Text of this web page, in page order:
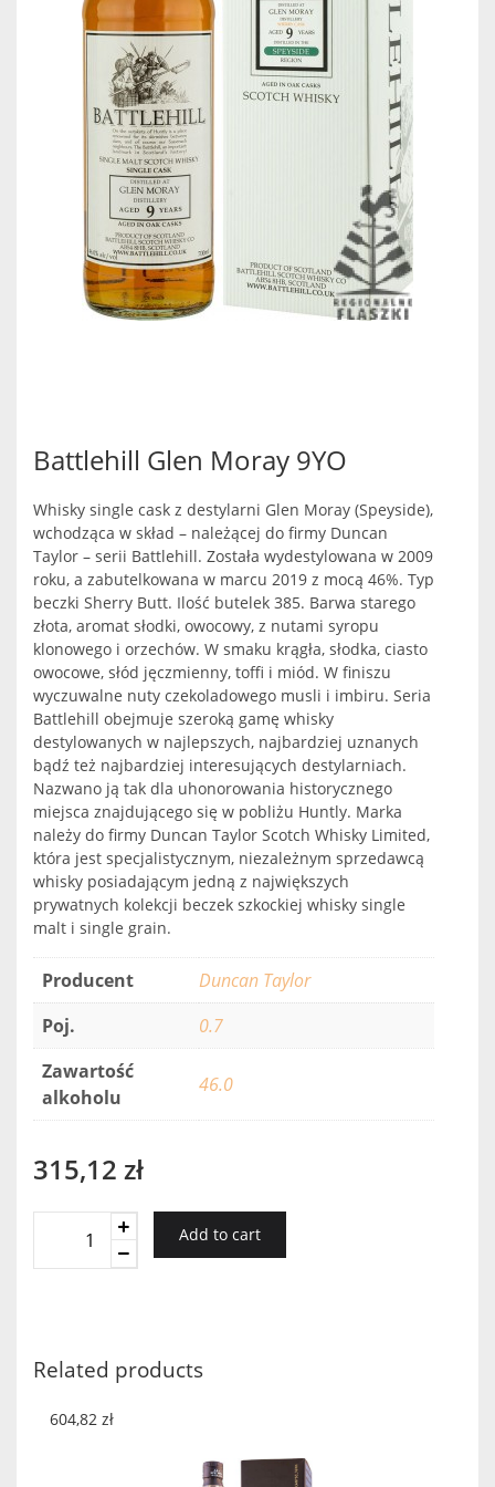
Battlehill Glen Moray 9YO
Whisky single cask z destylarni Glen Moray (Speyside),
wchodząca w skład – należącej do firmy Duncan
Taylor – serii Battlehill. Została wydestylowana w 2009
roku, a zabutelkowana w marcu 2019 z mocą 46%. Typ
beczki Sherry Butt. Ilość butelek 385. Barwa starego
złota, aromat słodki, owocowy, z nutami syropu
klonowego i orzechów. W smaku krągła, słodka, ciasto
owocowe, słód jęczmienny, toffi i miód. W finiszu
wyczuwalne nuty czekoladowego musli i imbiru. Seria
Battlehill obejmuje szeroką gamę whisky
destylowanych w najlepszych, najbardziej uznanych
bądź też najbardziej interesujących destylarniach.
Nazwano ją tak dla uhonorowania historycznego
miejsca znajdującego się w pobliżu Huntly. Marka
należy do firmy Duncan Taylor Scotch Whisky Limited,
która jest specjalistycznym, niezależnym sprzedawcą
whisky posiadającym jedną z największych
prywatnych kolekcji beczek szkockiej whisky single
malt i single grain.
Producent
Duncan Taylor
Poj.
0.7
Zawartość
alkoholu
46.0
315,12 zł
Add to cart
Related products
604,82 zł